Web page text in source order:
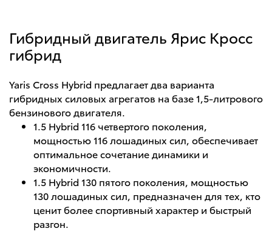
Гибридный двигатель Ярис Кросс
гибрид
Yaris Cross Hybrid предлагает два варианта
гибридных силовых агрегатов на базе 1,5-литрового
бензинового двигателя.
1.5 Hybrid 116 четвертого поколения,
мощностью 116 лошадиных сил, обеспечивает
оптимальное сочетание динамики и
экономичности.
1.5 Hybrid 130 пятого поколения, мощностью
130 лошадиных сил, предназначен для тех, кто
ценит более спортивный характер и быстрый
разгон.